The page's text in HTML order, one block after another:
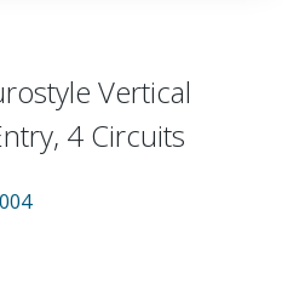
Vertical
4 Circuits